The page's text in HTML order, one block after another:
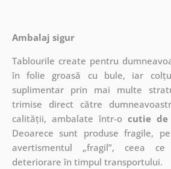
Ambalaj sigur
Tablourile create pentru
în folie groasă cu bule, iar
suplimentar prin mai multe
trimise direct către
calității, ambalate într-o cutie de
Deoarece sunt produse fragile,
avertismentul „fragil”, ceea
deteriorare în timpul transportului.